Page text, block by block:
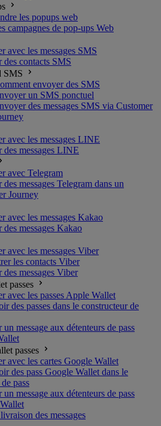
les popups web
campagnes de pop-ups Web
avec les messages SMS
des contacts SMS
SMS
envoyer des SMS
un SMS ponctuel
des messages SMS via Customer
avec les messages LINE
des messages LINE
avec Telegram
messages Telegram dans un
Journey
avec les messages Kakao
des messages Kakao
avec les messages Viber
les contacts Viber
des messages Viber
passes
avec les passes Apple Wallet
des passes dans le constructeur de
message aux détenteurs de pass
passes
avec les cartes Google Wallet
des pass Google Wallet dans le
pass
message aux détenteurs de pass
des messages